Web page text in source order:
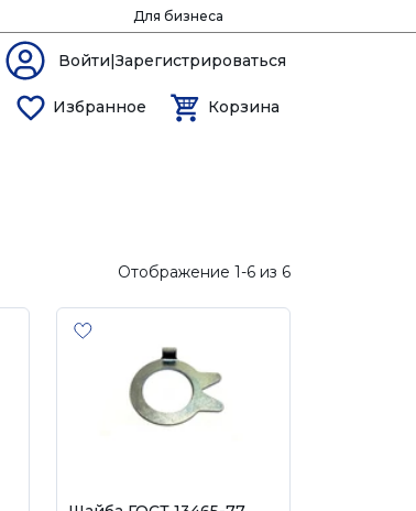
Для бизнеса
Войти|Зарегистрироваться
Избранное Корзина
Отображение 1-6 из 6